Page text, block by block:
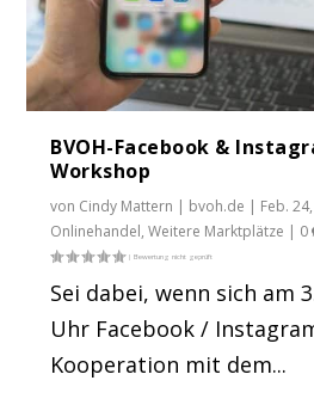
BVOH-Facebook &
Workshop
von Cindy Mattern | bvoh.de | Feb.
Onlinehandel,Weitere Marktplätze | 0
Sei dabei, wenn sich am
Uhr Facebook /
Kooperation mit dem...